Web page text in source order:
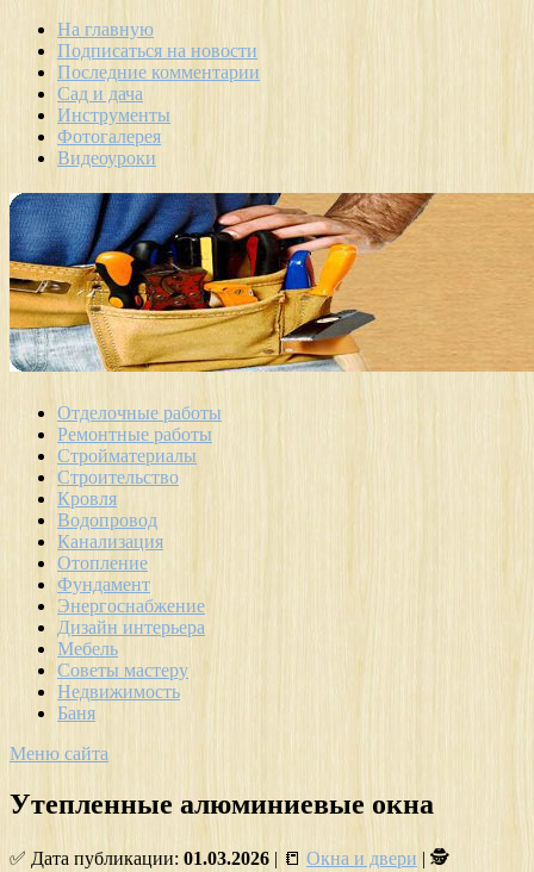
На главную
Подписаться на новости
Последние комментарии
Сад и дача
Инструменты
Фотогалерея
Видеоуроки
Отделочные работы
Ремонтные работы
Стройматериалы
Строительство
Кровля
Водопровод
Канализация
Отопление
Фундамент
Энергоснабжение
Дизайн интерьера
Мебель
Советы мастеру
Недвижимость
Баня
Меню сайта
Утепленные алюминиевые окна
✅ Дата публикации: 01.03.2026 | 📒 Окна и двери | 🕵